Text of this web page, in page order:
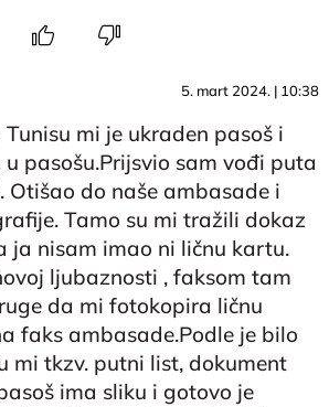
5. mart 2024. | 10:38
Tunisu mi je ukraden pasoš i
pasošu.Prijsvio sam vođi puta
Otišao do naše ambasade i
Tamo su mi tražili dokaz
ja nisam imao ni ličnu kartu.
ljubaznosti , faksom tam
da mi fotokopira ličnu
faks ambasade.Podle je bilo
mi tkzv. putni list, dokument
ima sliku i gotovo je